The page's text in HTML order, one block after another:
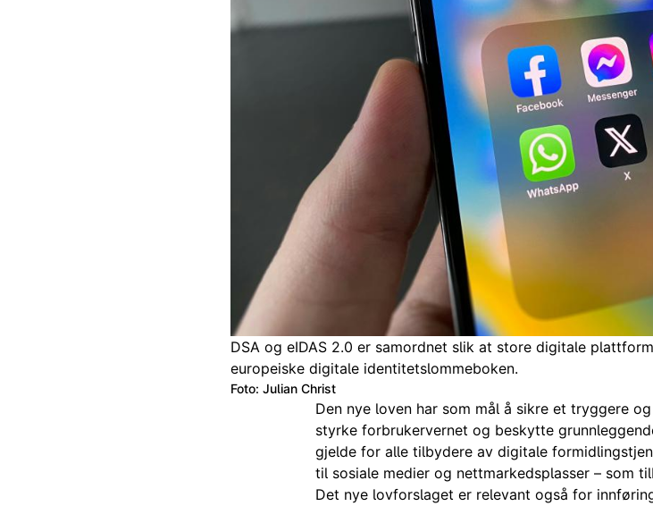
DSA og eIDAS 2.0 er samordnet slik at store digitale
europeiske digitale identitetslommeboken.
Foto: Julian Christ
Den nye loven har som mål å sikre et tryggere
styrke forbrukervernet og beskytte
gjelde for alle tilbydere av digitale
til sosiale medier og nettmarkedsplasser – som
Det nye lovforslaget er relevant også for